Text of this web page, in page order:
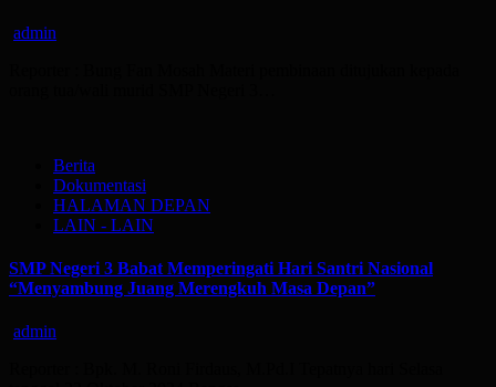
admin
Berita
Dokumentasi
HALAMAN DEPAN
LAIN - LAIN
SMP Negeri 3 Babat Memperingati Hari Santri Nasional
“Menyambung Juang Merengkuh Masa Depan”
admin